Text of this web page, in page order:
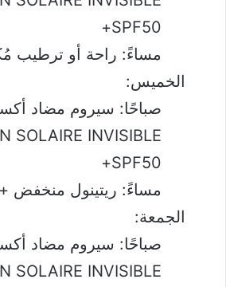
SPF50+
مساءً: راحة أو ترطيب
الخميس:
SOLAIRE INVISIBLE
SPF50+
مساءً: ريتينول
الجمعة:
SOLAIRE INVISIBLE